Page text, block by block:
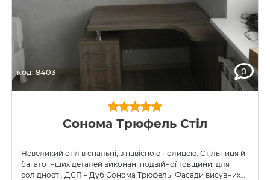
код: 8403 0
Сонома Трюфель Стіл
Невеликий стіл в спальні, з навісною полицею. Стільниця й
багато інших деталей виконані подвійної товщини, для
солідності. ДСП – Дуб Сонома Трюфель. Фасади висувних